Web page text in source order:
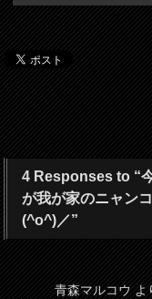
4 Responses to “
が我が家のニャン
(^o^)／”
青森マルコウ よ